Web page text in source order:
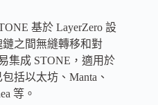
基於 LayerZero 設
之間無縫轉移和對
集成 STONE，適用於
括以太坊、Manta、
等。